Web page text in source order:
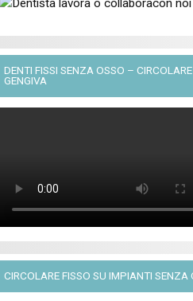
DENTI FISSI SENZA OSSO –
GENGIVA
CIRCOLARE FISSO SU IMPIANTI SENZA